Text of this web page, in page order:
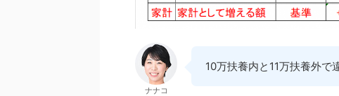
ナナコ
10万扶養内と11万扶養外で